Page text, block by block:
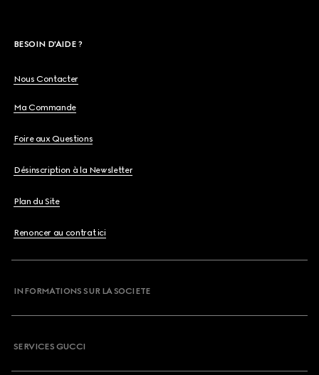
BESOIN D'AIDE ?
Nous Contacter
Ma Commande
Foire aux Questions
Désinscription à la Newsletter
Plan du Site
Renoncer au contrat ici
INFORMATIONS SUR LA SOCIETE
SERVICES GUCCI